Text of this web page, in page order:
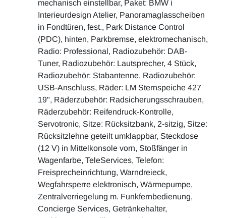
mechanisch einstellbar, Paket: BMW i
Interieurdesign Atelier, Panoramaglasscheiben
in Fondtüren, fest., Park Distance Control
(PDC), hinten, Parkbremse, elektromechanisch,
Radio: Professional, Radiozubehör: DAB-
Tuner, Radiozubehör: Lautsprecher, 4 Stück,
Radiozubehör: Stabantenne, Radiozubehör:
USB-Anschluss, Räder: LM Sternspeiche 427
19", Räderzubehör: Radsicherungsschrauben,
Räderzubehör: Reifendruck-Kontrolle,
Servotronic, Sitze: Rücksitzbank, 2-sitzig, Sitze:
Rücksitzlehne geteilt umklappbar, Steckdose
(12 V) in Mittelkonsole vorn, Stoßfänger in
Wagenfarbe, TeleServices, Telefon:
Freisprecheinrichtung, Warndreieck,
Wegfahrsperre elektronisch, Wärmepumpe,
Zentralverriegelung m. Funkfernbedienung,
Concierge Services, Getränkehalter,